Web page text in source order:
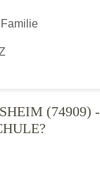
(74909) -